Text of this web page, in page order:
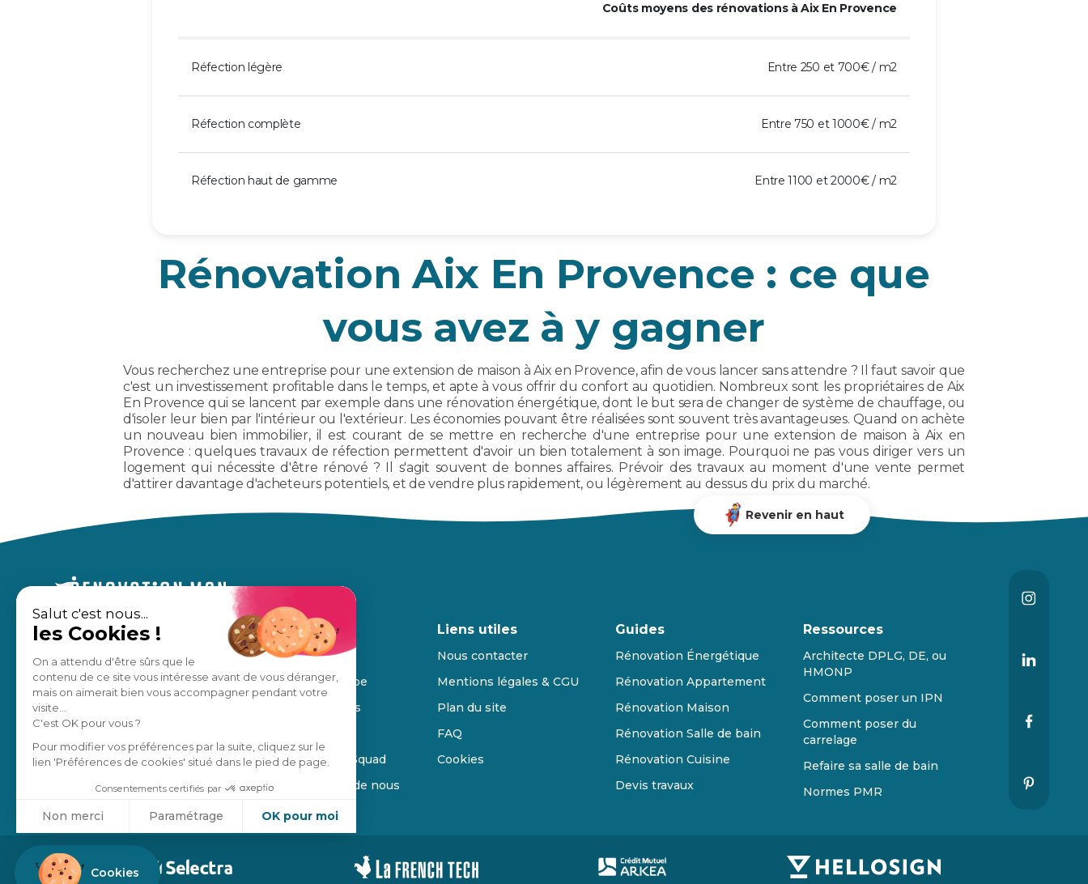
Salut c'est nous...
les Cookies !
On a attendu d'être sûrs que le
contenu de ce site vous intéresse avant de vous déranger,
mais on aimerait bien vous accompagner pendant votre
visite...
C'est OK pour vous ?
Pour modifier vos préférences par la suite, cliquez sur le
lien 'Préférences de cookies' situé dans le pied de page.
Consentements certifiés par
Non merci Paramétrage OK pour moi
Notre plateforme vous permet d'adapter et de gérer vos paramètres de confidentialité, en garantissant la conformité avec les réglementations. Personnalisez vos préférences pour
Cookies
Coûts moyens des rénovations à Aix En Provence
Réfection légère Entre 250 et 700€ / m2
Réfection complète Entre 750 et 1000€ / m2
Réfection haut de gamme Entre 1100 et 2000€ / m2
Rénovation Aix En Provence : ce que
vous avez à y gagner
Vous recherchez une entreprise pour une extension de maison à Aix en Provence, afin de vous lancer sans attendre ? Il faut savoir que
c'est un investissement profitable dans le temps, et apte à vous offrir du confort au quotidien. Nombreux sont les propriétaires de Aix
En Provence qui se lancent par exemple dans une rénovation énergétique, dont le but sera de changer de système de chauffage, ou
d'isoler leur bien par l'intérieur ou l'extérieur. Les économies pouvant être réalisées sont souvent très avantageuses. Quand on achète
un nouveau bien immobilier, il est courant de se mettre en recherche d'une entreprise pour une extension de maison à Aix en
Provence : quelques travaux de réfection permettent d'avoir un bien totalement à son image. Pourquoi ne pas vous diriger vers un
logement qui nécessite d'être rénové ? Il s'agit souvent de bonnes affaires. Prévoir des travaux au moment d'une vente permet
d'attirer davantage d'acheteurs potentiels, et de vendre plus rapidement, ou légèrement au dessus du prix du marché.
Revenir en haut
Un accompagnement sur mesure,
pour des travaux en toute sérénité.
Estimation gratuite
À propos
Nos avis
Notre équipe
Nos régions
Blog de la Squad
Ils parlent de nous
Liens utiles
Nous contacter
Mentions légales & CGU
Plan du site
FAQ
Cookies
Guides
Rénovation Énergétique
Rénovation Appartement
Rénovation Maison
Rénovation Salle de bain
Rénovation Cuisine
Devis travaux
Ressources
Architecte DPLG, DE, ou
HMONP
Comment poser un IPN
Comment poser du
carrelage
Refaire sa salle de bain
Normes PMR